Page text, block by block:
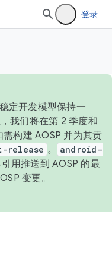
登录
定开发模型保持一
我们将在第 2 季度和
构建 AOSP 并为其贡
release 。
android-
用推送到 AOSP 的最
变更。